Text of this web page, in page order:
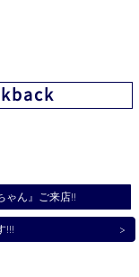
ゃん』ご来店!!
!!!